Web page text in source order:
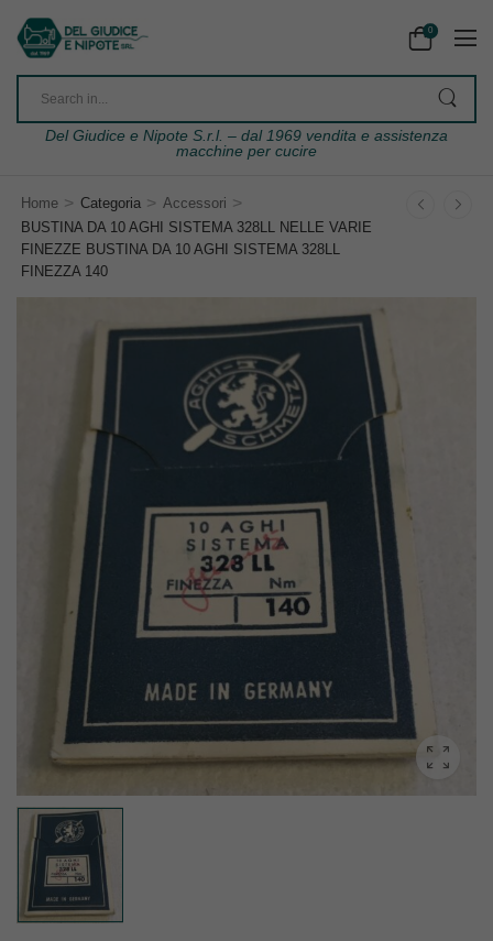
0
Del Giudice e Nipote S.r.l. – dal 1969 vendita e assistenza
macchine per cucire
Home > Categoria > Accessori >
BUSTINA DA 10 AGHI SISTEMA 328LL NELLE VARIE
FINEZZE BUSTINA DA 10 AGHI SISTEMA 328LL
FINEZZA 140